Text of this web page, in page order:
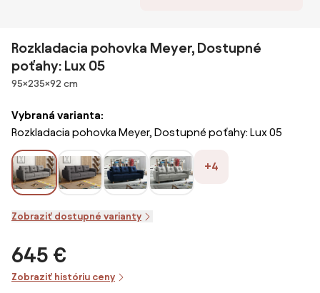
Rozkladacia pohovka Meyer, Dostupné
poťahy: Lux 05
Rozmery
95×235×92 cm
Vybraná varianta:
Rozkladacia pohovka Meyer, Dostupné poťahy: Lux 05
+4
Zobraziť dostupné varianty
645 €
Zobraziť históriu ceny